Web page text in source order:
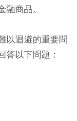
商品。
以迴避的重要問
答以下問題：